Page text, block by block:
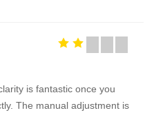
is fantastic once you
The manual adjustment is